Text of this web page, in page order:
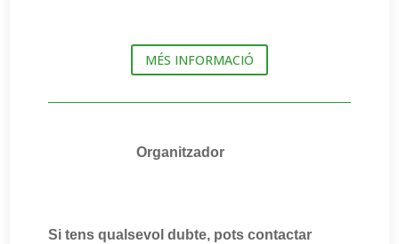
MÉS INFORMACIÓ
Organitzador
Si tens qualsevol dubte, pots contactar
Subscriu-te a la nostra newsletter
i no et perdis res dels Festivals de Senderisme dels Pirineus!
Enviar